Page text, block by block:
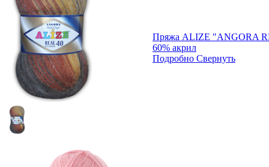
Пряжа ALIZE "ANGORA
60% акрил
Подробно Свернуть